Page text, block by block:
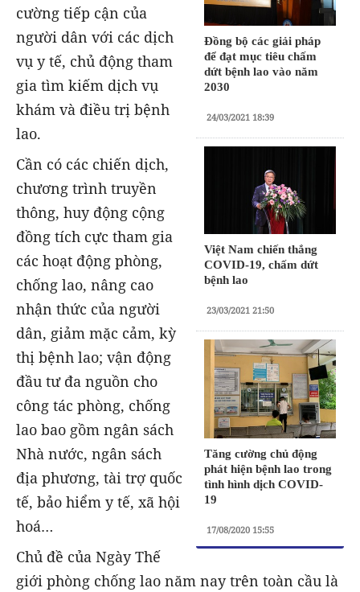
Đồng bộ các giải pháp
để đạt mục tiêu chấm
dứt bệnh lao vào năm
2030
24/03/2021 18:39
Việt Nam chiến thắng
COVID-19, chấm dứt
bệnh lao
23/03/2021 21:50
Tăng cường chủ động
phát hiện bệnh lao trong
tình hình dịch COVID-
19
17/08/2020 15:55
cường tiếp cận của
người dân với các dịch
vụ y tế, chủ động tham
gia tìm kiếm dịch vụ
khám và điều trị bệnh
lao.
Cần có các chiến dịch,
chương trình truyền
thông, huy động cộng
đồng tích cực tham gia
các hoạt động phòng,
chống lao, nâng cao
nhận thức của người
dân, giảm mặc cảm, kỳ
thị bệnh lao; vận động
đầu tư đa nguồn cho
công tác phòng, chống
lao bao gồm ngân sách
Nhà nước, ngân sách
địa phương, tài trợ quốc
tế, bảo hiểm y tế, xã hội
hoá…
Chủ đề của Ngày Thế
giới phòng chống lao năm nay trên toàn cầu là